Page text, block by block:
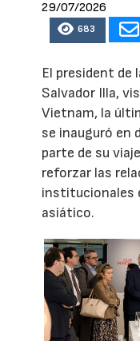
29/07/2026
683
El president de
Salvador Illa,
Vietnam, la
se inauguró en
parte de su
reforzar las
institucionales
asiático.